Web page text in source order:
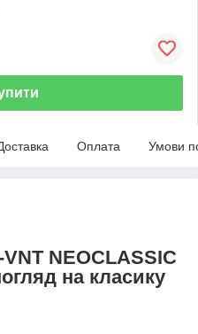
Оплата Умови
NEOCLASSIC
на класику